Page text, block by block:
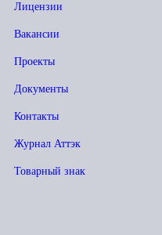
Лицензии
Вакансии
Проекты
Документы
Контакты
Журнал Аттэк
Товарный знак